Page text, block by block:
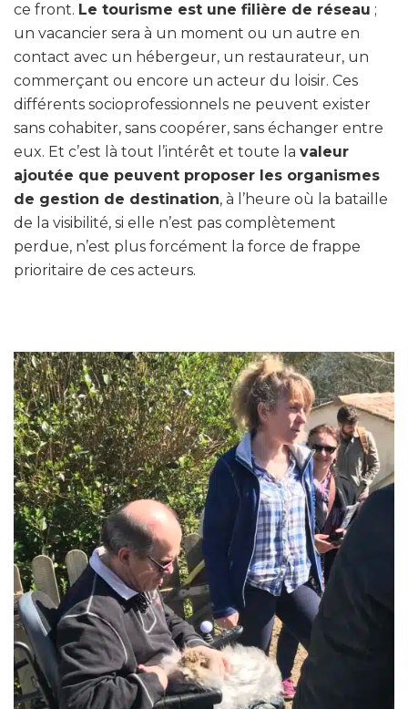
ce front. Le tourisme est une filière de réseau ;
un vacancier sera à un moment ou un autre en
contact avec un hébergeur, un restaurateur, un
commerçant ou encore un acteur du loisir. Ces
différents socioprofessionnels ne peuvent exister
sans cohabiter, sans coopérer, sans échanger entre
eux. Et c’est là tout l’intérêt et toute la valeur
ajoutée que peuvent proposer les organismes
de gestion de destination, à l’heure où la bataille
de la visibilité, si elle n’est pas complètement
perdue, n’est plus forcément la force de frappe
prioritaire de ces acteurs.